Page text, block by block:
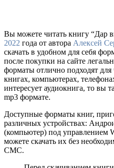
Вы можете читать книгу “Дар
2022 года от автора Алексей
скачать в удобном для себя
после покупки на сайте
форматы отлично подходят
книгах, компьютерах,
интересует аудиокнига, то вы
mp3 формате.
Доступные форматы книг,
различных устройствах:
(компьютер) под управлением
можете скачать их без
СМС.